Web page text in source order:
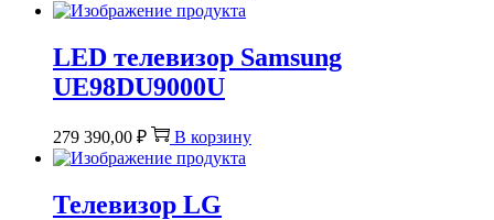
LED телевизор Samsung
UE98DU9000U
279 390,00 ₽ В корзину
Телевизор LG